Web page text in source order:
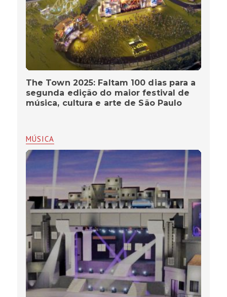
The Town 2025: Faltam 100 dias para a
segunda edição do maior festival de
música, cultura e arte de São Paulo
MÚSICA